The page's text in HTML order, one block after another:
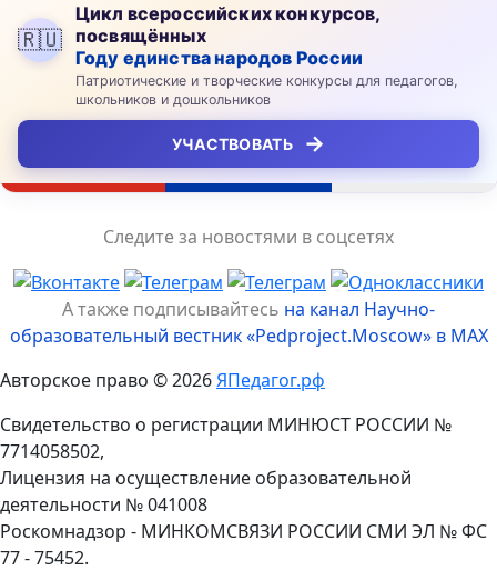
🇷🇺
Цикл всероссийских конкурсов,
посвящённых
Году единства народов России
Патриотические и творческие конкурсы для педагогов,
школьников и дошкольников
УЧАСТВОВАТЬ →
Следите за новостями в соцсетях
А также подписывайтесь на канал Научно-
образовательный вестник «Pedproject.Moscow» в MAX
Авторское право © 2026ЯПедагог.рф
Свидетельство о регистрации МИНЮСТ РОССИИ №
7714058502,
Лицензия на осуществление образовательной
деятельности № 041008
Роскомнадзор - МИНКОМСВЯЗИ РОССИИ СМИ ЭЛ № ФС
77 - 75452.